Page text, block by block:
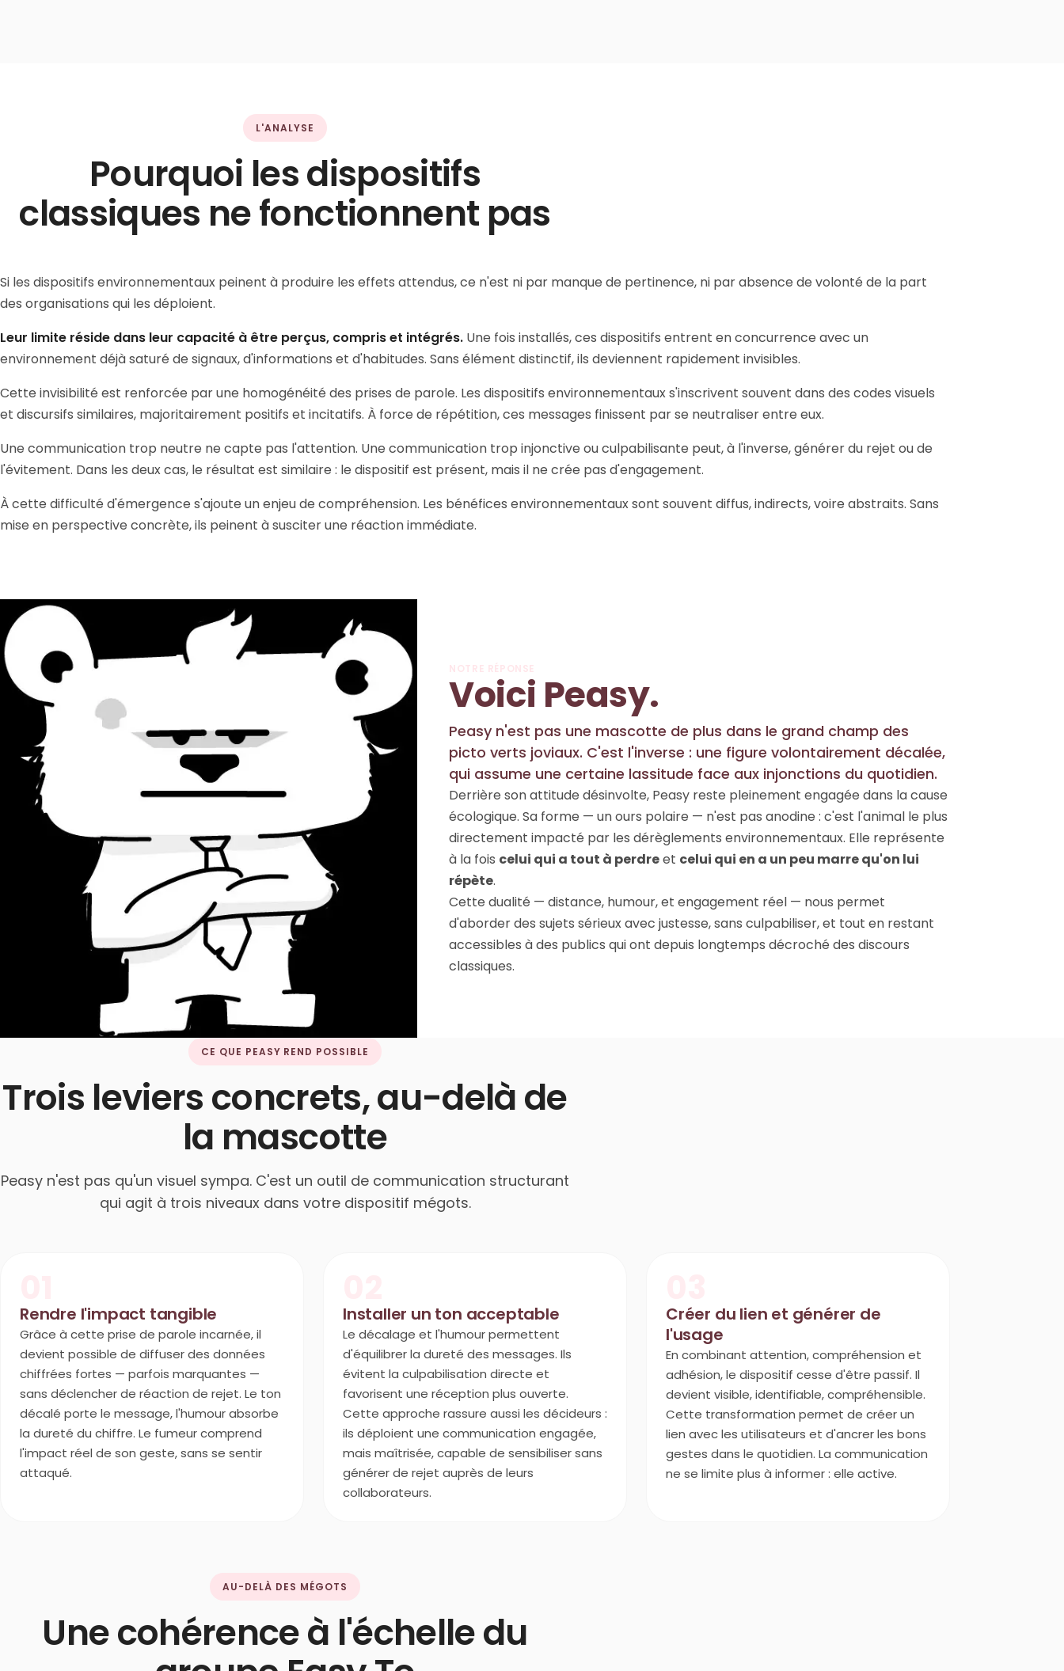
L'ANALYSE
Pourquoi les dispositifs
classiques ne fonctionnent pas
Si les dispositifs environnementaux peinent à produire les effets attendus, ce n'est ni par manque de pertinence, ni par absence de volonté de la part
des organisations qui les déploient.
Leur limite réside dans leur capacité à être perçus, compris et intégrés. Une fois installés, ces dispositifs entrent en concurrence avec un
environnement déjà saturé de signaux, d'informations et d'habitudes. Sans élément distinctif, ils deviennent rapidement invisibles.
Cette invisibilité est renforcée par une homogénéité des prises de parole. Les dispositifs environnementaux s'inscrivent souvent dans des codes visuels
et discursifs similaires, majoritairement positifs et incitatifs. À force de répétition, ces messages finissent par se neutraliser entre eux.
Une communication trop neutre ne capte pas l'attention. Une communication trop injonctive ou culpabilisante peut, à l'inverse, générer du rejet ou de
l'évitement. Dans les deux cas, le résultat est similaire : le dispositif est présent, mais il ne crée pas d'engagement.
À cette difficulté d'émergence s'ajoute un enjeu de compréhension. Les bénéfices environnementaux sont souvent diffus, indirects, voire abstraits. Sans
mise en perspective concrète, ils peinent à susciter une réaction immédiate.
NOTRE RÉPONSE
Voici Peasy.
Peasy n'est pas une mascotte de plus dans le grand champ des
picto verts joviaux. C'est l'inverse : une figure volontairement décalée,
qui assume une certaine lassitude face aux injonctions du quotidien.
Derrière son attitude désinvolte, Peasy reste pleinement engagée dans la cause
écologique. Sa forme — un ours polaire — n'est pas anodine : c'est l'animal le plus
directement impacté par les dérèglements environnementaux. Elle représente
à la fois celui qui a tout à perdreet celui qui en a un peu marre qu'on lui
répète.
Cette dualité — distance, humour, et engagement réel — nous permet
d'aborder des sujets sérieux avec justesse, sans culpabiliser, et tout en restant
accessibles à des publics qui ont depuis longtemps décroché des discours
classiques.
CE QUE PEASY REND POSSIBLE
Trois leviers concrets, au-delà de
la mascotte
Peasy n'est pas qu'un visuel sympa. C'est un outil de communication structurant
qui agit à trois niveaux dans votre dispositif mégots.
Rendre l'impact tangible
Grâce à cette prise de parole incarnée, il
devient possible de diffuser des données
chiffrées fortes — parfois marquantes —
sans déclencher de réaction de rejet. Le ton
décalé porte le message, l'humour absorbe
la dureté du chiffre. Le fumeur comprend
l'impact réel de son geste, sans se sentir
attaqué.
Installer un ton acceptable
Le décalage et l'humour permettent
d'équilibrer la dureté des messages. Ils
évitent la culpabilisation directe et
favorisent une réception plus ouverte.
Cette approche rassure aussi les décideurs :
ils déploient une communication engagée,
mais maîtrisée, capable de sensibiliser sans
générer de rejet auprès de leurs
collaborateurs.
Créer du lien et générer de
l'usage
En combinant attention, compréhension et
adhésion, le dispositif cesse d'être passif. Il
devient visible, identifiable, compréhensible.
Cette transformation permet de créer un
lien avec les utilisateurs et d'ancrer les bons
gestes dans le quotidien. La communication
ne se limite plus à informer : elle active.
AU-DELÀ DES MÉGOTS
Une cohérence à l'échelle du